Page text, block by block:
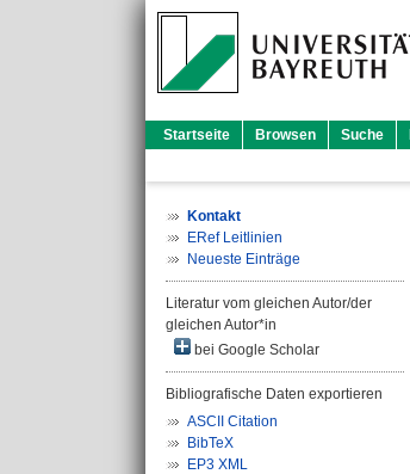
Startseite Browsen Suche
Kontakt
ERef Leitlinien
Neueste Einträge
Literatur vom gleichen Autor/der
gleichen Autor*in
bei Google Scholar
Bibliografische Daten exportieren
ASCII Citation
BibTeX
EP3 XML